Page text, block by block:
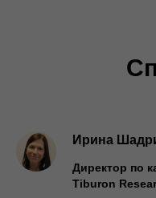
Ирина
Директор по
Tiburon